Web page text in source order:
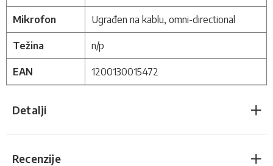
Mikrofon Ugrađen na kablu, omni-directional
Težina n/p
EAN 1200130015472
Detalji
Recenzije